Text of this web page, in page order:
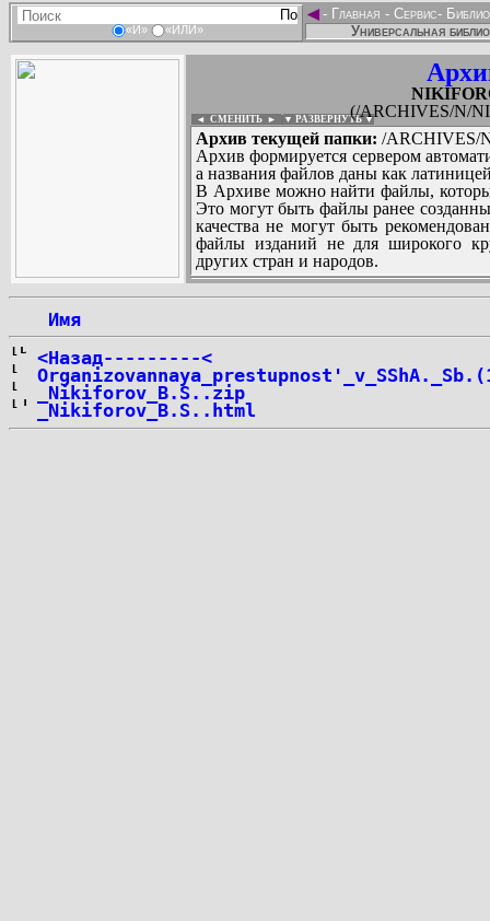
«И» «ИЛИ»
◄- Главная - Сервис-
Универсальная
(/ARCHIVES/N/
◄ СМЕНИТЬ ► ▼ РАЗВЕРНУТЬ ▼
Архив текущей папки: /ARCHIVES/
Архив формируется сервером
а названия файлов даны как
В Архиве можно найти файлы,
Это могут быть файлы ранее
качества не могут быть
файлы изданий не для широкого
других стран и народов.
Имя
<Назад---------<
_Nikiforov_B.S..zip
_Nikiforov_B.S..html